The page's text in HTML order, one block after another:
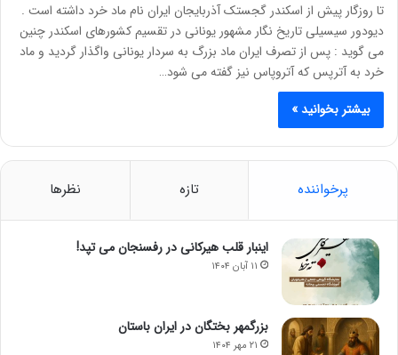
تا روزگار پیش از اسکندر گجستک آذربایجان ایران نام ماد خرد داشته است .
دیودور سیسیلی تاریخ نگار مشهور یونانی در تقسیم کشورهای اسکندر چنین
می گوید : پس از تصرف ایران ماد بزرگ به سردار یونانی واگذار گردید و ماد
خرد به آترپس که آتروپاس نیز گفته می شود…
بیشتر بخوانید »
پرخواننده تازه نظرها
اینبار قلب هیرکانی در رفسنجان می تپد!
۱۱ آبان ۱۴۰۴
بزرگمهر بختگان در ایران باستان
۲۱ مهر ۱۴۰۴